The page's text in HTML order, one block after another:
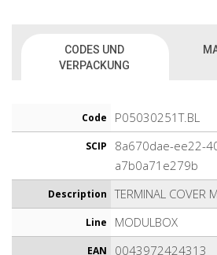
CODES UND
VERPACKUNG
Code P05030251T.BL
SCIP
8a670dae-ee22-
a7b0a71e279b
Description TERMINAL COVER
Line MODULBOX
EAN 0043972424313